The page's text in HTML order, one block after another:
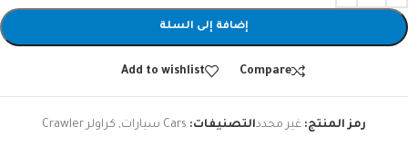
إضافة إلى السلة
Compare
Add to wishlist
رمز المنتج: غير محددالتصنيفات: Cars سيارات , كراولر Crawler